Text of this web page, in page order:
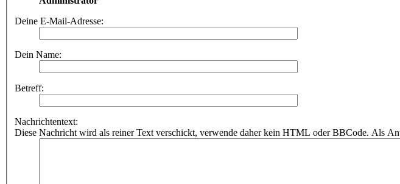
Deine E-Mail-Adresse:
Dein Name:
Betreff:
Nachrichtentext:
Diese Nachricht wird als reiner Text verschickt, verwende daher kein HTML oder BBCode. Als